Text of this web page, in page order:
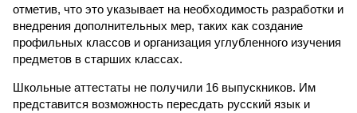
отметив, что это указывает на необходимость разработки и
внедрения дополнительных мер, таких как создание
профильных классов и организация углубленного изучения
предметов в старших классах.
Школьные аттестаты не получили 16 выпускников. Им
представится возможность пересдать русский язык и